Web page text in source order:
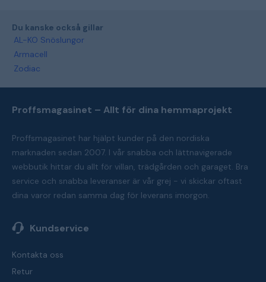
Du kanske också gillar
AL-KO Snöslungor
Armacell
Zodiac
Proffsmagasinet – Allt för dina hemmaprojekt
Proffsmagasinet har hjälpt kunder på den nordiska
marknaden sedan 2007. I vår snabba och lättnavigerade
webbutik hittar du allt för villan, trädgården och garaget. Bra
service och snabba leveranser är vår grej - vi skickar oftast
dina varor redan samma dag för leverans imorgon.
Kundservice
Kontakta oss
Retur